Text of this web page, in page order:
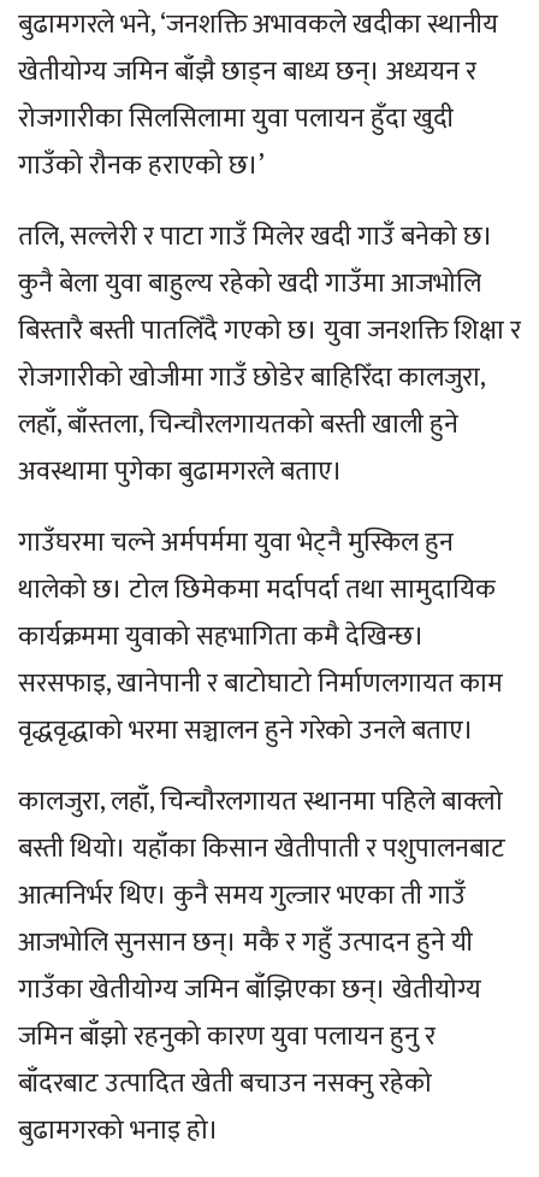
बुढामगरले भने, ‘जनशक्ति अभावकले खदीका स्थानीय
खेतीयोग्य जमिन बाँझै छाड्न बाध्य छन्। अध्ययन र
रोजगारीका सिलसिलामा युवा पलायन हुँदा खुदी
गाउँको रौनक हराएको छ।’
तलि, सल्लेरी र पाटा गाउँ मिलेर खदी गाउँ बनेको छ।
कुनै बेला युवा बाहुल्य रहेको खदी गाउँमा आजभोलि
बिस्तारै बस्ती पातलिँदै गएको छ। युवा जनशक्ति शिक्षा र
रोजगारीको खोजीमा गाउँ छोडेर बाहिरिँदा कालजुरा,
लहाँ, बाँस्तला, चिन्चौरलगायतको बस्ती खाली हुने
अवस्थामा पुगेका बुढामगरले बताए।
गाउँघरमा चल्ने अर्मपर्ममा युवा भेट्नै मुस्किल हुन
थालेको छ। टोल छिमेकमा मर्दापर्दा तथा सामुदायिक
कार्यक्रममा युवाको सहभागिता कमै देखिन्छ।
सरसफाइ, खानेपानी र बाटोघाटो निर्माणलगायत काम
वृद्धवृद्धाको भरमा सञ्चालन हुने गरेको उनले बताए।
कालजुरा, लहाँ, चिन्चौरलगायत स्थानमा पहिले बाक्लो
बस्ती थियो। यहाँका किसान खेतीपाती र पशुपालनबाट
आत्मनिर्भर थिए। कुनै समय गुल्जार भएका ती गाउँ
आजभोलि सुनसान छन्। मकै र गहुँ उत्पादन हुने यी
गाउँका खेतीयोग्य जमिन बाँझिएका छन्। खेतीयोग्य
जमिन बाँझो रहनुको कारण युवा पलायन हुनु र
बाँदरबाट उत्पादित खेती बचाउन नसक्नु रहेको
बुढामगरको भनाइ हो।